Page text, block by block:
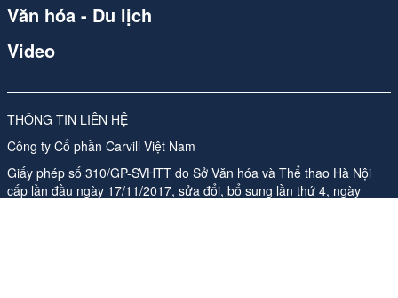
THÔNG TIN LIÊN HỆ
Công ty Cổ phần Carvill Việt Nam
Giấy phép số 310/GP-SVHTT do Sở Văn hóa và Thể thao Hà Nội
cấp lần đầu ngày 17/11/2017, sửa đổi, bổ sung lần thứ 4, ngày
Văn hóa - Du lịch
Video